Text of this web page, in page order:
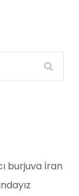
burjuva İran